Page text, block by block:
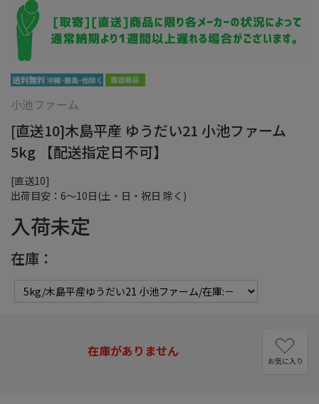
[直送10]
出荷目安：6～10日(土・日・祝日 除く)
小池ファーム
[直送10]木島平産 ゆうだい21 小池ファーム
5kg 【配送指定日不可】
入荷未定
在庫：
在庫がありません
お気に入り